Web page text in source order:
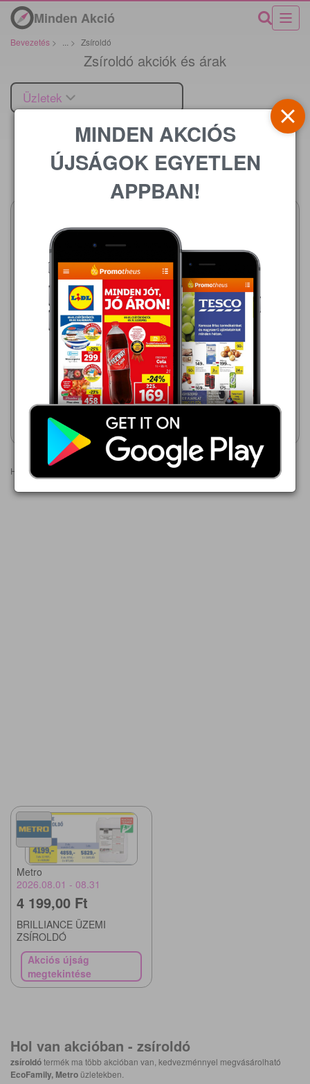
Minden Akció
Bevezetés > > Zsíroldó
Zsíroldó akciók és árak
Üzletek
Ár
2026.08.06 - 08.16
990,00 Ft
Flóraszept tisztító spray
Akciós újság
megtekintése
Metro
2026.08.01 - 08.16
1 299,00 Ft
Brilliance® ÜZEMI
ZSÍROLDÓ
Akciós újság
megtekintése
Hirdetések
Metro
2026.08.01 - 08.31
4 199,00 Ft
BRILLIANCE ÜZEMI
ZSÍROLDÓ
Akciós újság
megtekintése
Hol van akcióban - zsíroldó
zsíroldótermék ma több akcióban van, kedvezménnyel megvásárolható
EcoFamily, Metro üzletekben.
MINDEN AKCIÓS
ÚJSÁGOK EGYETLEN
APPBAN!